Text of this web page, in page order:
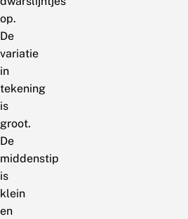
op.
De
variatie
in
tekening
is
groot.
De
middenstip
is
klein
en